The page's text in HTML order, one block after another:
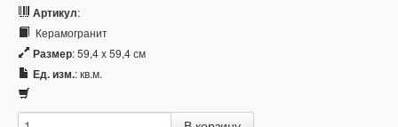
Артикул:
Керамогранит
Размер: 59,4 x 59,4 см
Ед. изм.: кв.м.